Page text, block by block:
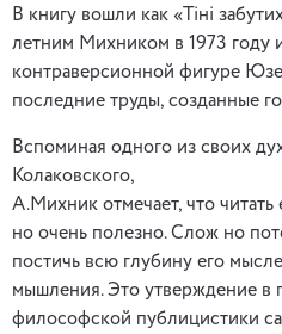
В книгу вошли как «Тіні
летним Михником в 1973 году
контраверсионной фигуре
последние труды, созданные
Вспоминая одного из своих
Колаковского,
А.Михник отмечает, что
но очень полезно. Слож но
постичь всю глубину его
мышления. Это утверждение в
философской публицистики